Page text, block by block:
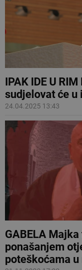
IPAK IDE U
sudjelovat će u
24.04.2025 13:43
GABELA
ponašanjem
poteškoćama